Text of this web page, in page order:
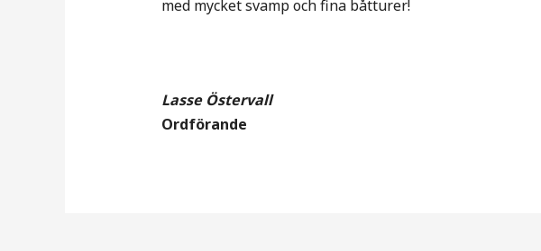
med mycket svamp och fina båtturer!
Lasse Östervall
Ordförande